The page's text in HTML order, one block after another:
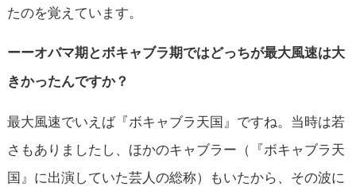
たのを覚えています。
ーーオバマ期とボキャブラ期ではどっちが最大風速は大
きかったんですか？
最大風速でいえば『ボキャブラ天国』ですね。当時は若
さもありましたし、ほかのキャブラー（『ボキャブラ天
国』に出演していた芸人の総称）もいたから、その波に